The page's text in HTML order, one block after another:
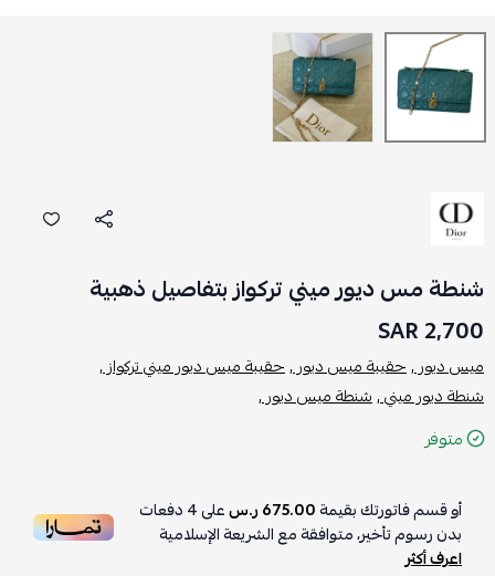
شنطة مس ديور ميني تركواز بتفاصيل ذهبية
2,700 SAR
ميس ديور ,حقيبة ميس ديور ,حقيبة ميس ديور ميني تركواز ,
شنطة ديور ميني ,شنطة ميس ديور ,
متوفر
أو قسم فاتورتك بقيمة675.00 ر.س على4دفعات
بدون رسوم تأخير، متوافقة مع الشريعة الإسلامية
اعرف أكثر